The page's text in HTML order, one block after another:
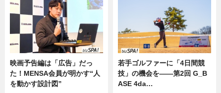
映画予告編は「広告」だっ
た！MENSA会員が明かす“人
を動かす設計図”
若手ゴルファーに「4日間競
技」の機会を——第2回 G_B
ASE 4da…